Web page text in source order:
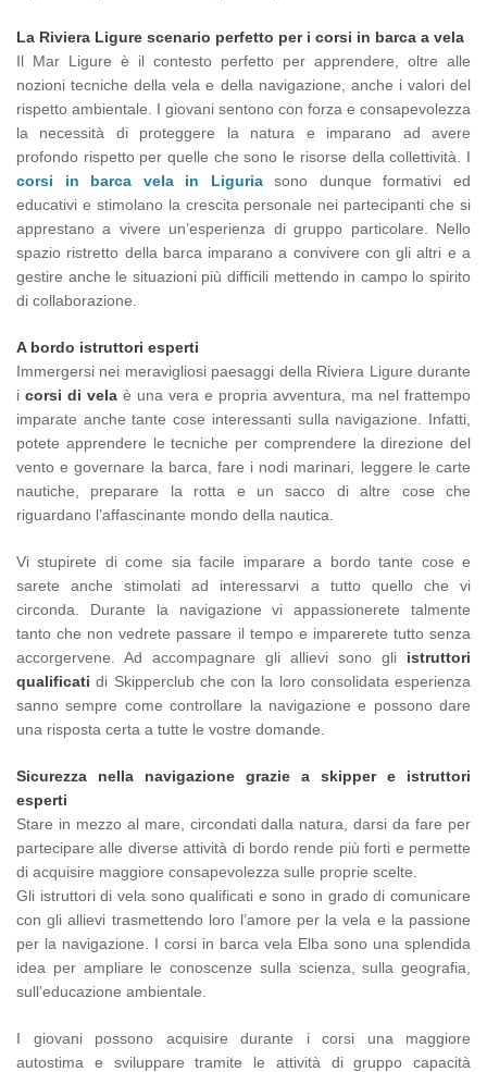
La Riviera Ligure scenario perfetto per i corsi in barca a vela
Il Mar Ligure è il contesto perfetto per apprendere, oltre alle
nozioni tecniche della vela e della navigazione, anche i valori del
rispetto ambientale. I giovani sentono con forza e consapevolezza
la necessità di proteggere la natura e imparano ad avere
profondo rispetto per quelle che sono le risorse della collettività. I
corsi in barca vela in Liguriasono dunque formativi ed
educativi e stimolano la crescita personale nei partecipanti che si
apprestano a vivere un’esperienza di gruppo particolare. Nello
spazio ristretto della barca imparano a convivere con gli altri e a
gestire anche le situazioni più difficili mettendo in campo lo spirito
di collaborazione.
A bordo istruttori esperti
Immergersi nei meravigliosi paesaggi della Riviera Ligure durante
i corsi di vela è una vera e propria avventura, ma nel frattempo
imparate anche tante cose interessanti sulla navigazione. Infatti,
potete apprendere le tecniche per comprendere la direzione del
vento e governare la barca, fare i nodi marinari, leggere le carte
nautiche, preparare la rotta e un sacco di altre cose che
riguardano l’affascinante mondo della nautica.
Vi stupirete di come sia facile imparare a bordo tante cose e
sarete anche stimolati ad interessarvi a tutto quello che vi
circonda. Durante la navigazione vi appassionerete talmente
tanto che non vedrete passare il tempo e imparerete tutto senza
accorgervene. Ad accompagnare gli allievi sono gli istruttori
qualificati di Skipperclub che con la loro consolidata esperienza
sanno sempre come controllare la navigazione e possono dare
una risposta certa a tutte le vostre domande.
Sicurezza nella navigazione grazie a skipper e istruttori
esperti
Stare in mezzo al mare, circondati dalla natura, darsi da fare per
partecipare alle diverse attività di bordo rende più forti e permette
di acquisire maggiore consapevolezza sulle proprie scelte.
Gli istruttori di vela sono qualificati e sono in grado di comunicare
con gli allievi trasmettendo loro l’amore per la vela e la passione
per la navigazione. I corsi in barca vela Elba sono una splendida
idea per ampliare le conoscenze sulla scienza, sulla geografia,
sull’educazione ambientale.
I giovani possono acquisire durante i corsi una maggiore
autostima e sviluppare tramite le attività di gruppo capacità